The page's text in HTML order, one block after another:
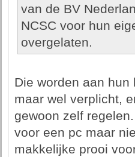
van de BV
NCSC voor hun
overgelaten.
Die worden aan
maar wel verplicht,
gewoon zelf
voor een pc maar
makkelijke prooi